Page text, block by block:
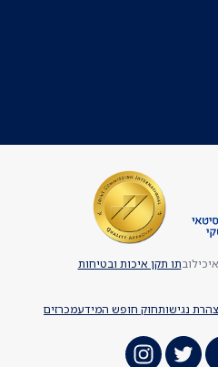
נגישותחוק חופש המידעמכרזים
תו תקן איכות ובטיחות